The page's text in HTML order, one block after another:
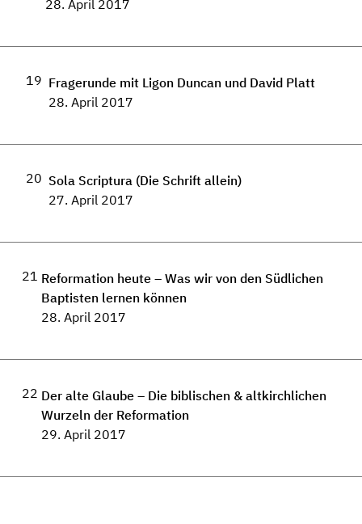
28. April 2017
19 Fragerunde mit Ligon Duncan und David Platt
28. April 2017
20 Sola Scriptura (Die Schrift allein)
27. April 2017
21 Reformation heute – Was wir von den Südlichen
Baptisten lernen können
28. April 2017
22 Der alte Glaube – Die biblischen & altkirchlichen
Wurzeln der Reformation
29. April 2017